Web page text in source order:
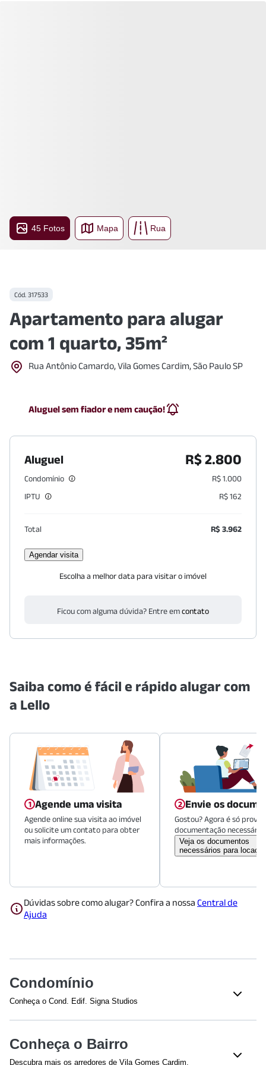
45 Fotos Mapa Rua
Cód. 317533
Apartamento para alugar
com 1 quarto, 35m²
Rua Antônio Camardo, Vila Gomes Cardim, São Paulo SP
Aluguel sem fiador e nem caução!
Aluguel R$ 2.800
Condomínio
R$ 1.000
IPTU
R$ 162
Total R$ 3.962
Agendar visita
Escolha a melhor data para visitar o imóvel
Ficou com alguma dúvida? Entre emcontato
Saiba como é fácil e rápido alugar com
a Lello
Agende uma visita
Agende online sua visita ao imóvel
ou solicite um contato para obter
mais informações.
Envie os
Gostou? Agora é só
documentação necessária.
Veja os documentos
necessários para
Dúvidas sobre como alugar? Confira a nossa Central de
Ajuda
Condomínio
Conheça o Cond. Edif. Signa Studios
Elevador(es)
Conheça o Bairro
Descubra mais os arredores de Vila Gomes Cardim.